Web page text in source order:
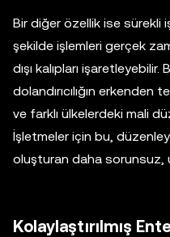
Bir diğer özellik ise sürekli
şekilde işlemleri gerçek
dışı kalıpları
dolandırıcılığın erkenden
ve farklı ülkelerdeki mali
İşletmeler için bu,
oluşturan daha sorunsuz,
Kolaylaştırılmış